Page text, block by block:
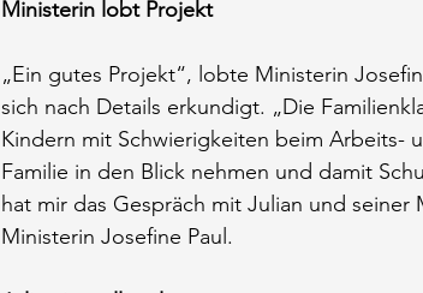
Ministerin lobt Projekt
„Ein gutes Projekt“, lobte Ministerin
sich nach Details erkundigt. „Die
Kindern mit Schwierigkeiten beim Arbeits-
Familie in den Blick nehmen und damit
hat mir das Gespräch mit Julian und
Ministerin Josefine Paul.